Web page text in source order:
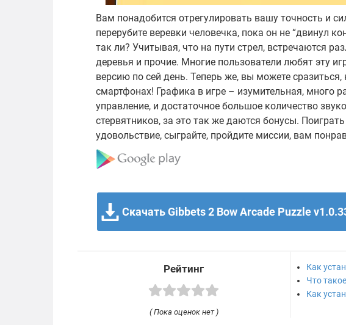
Вам понадобится отрегулировать вашу точность и
перерубите веревки человечка, пока он не “двинул
так ли? Учитывая, что на пути стрел, встречаются
деревья и прочие. Многие пользователи любят эту
версию по сей день. Теперь же, вы можете
смартфонах! Графика в игре – изумительная, много
управление, и достаточное большое количество
стервятников, за это так же даются бонусы.
удовольствие, сыграйте, пройдите миссии, вам
Скачать Gibbets 2 Bow Arcade Puzzle
Рейтинг
( Пока оценок нет )
Как
Что
Как